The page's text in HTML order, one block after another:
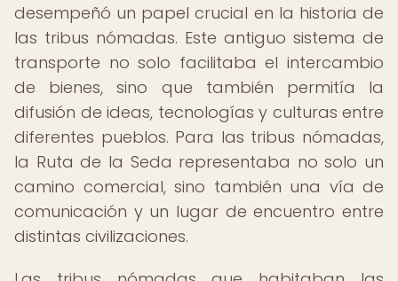
desempeñó un papel crucial en la historia de
las tribus nómadas. Este antiguo sistema de
transporte no solo facilitaba el intercambio
de bienes, sino que también permitía la
difusión de ideas, tecnologías y culturas entre
diferentes pueblos. Para las tribus nómadas,
la Ruta de la Seda representaba no solo un
camino comercial, sino también una vía de
comunicación y un lugar de encuentro entre
distintas civilizaciones.